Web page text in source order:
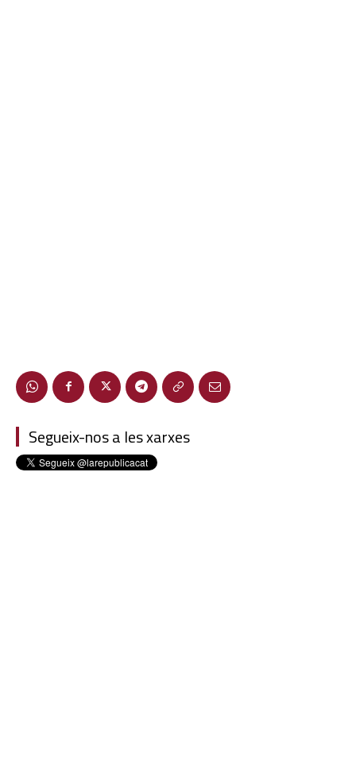
Segueix-nos a les xarxes